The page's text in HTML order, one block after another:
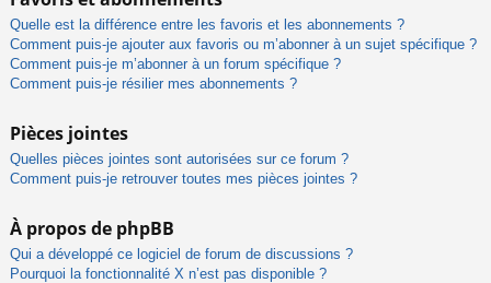
Quelle est la différence entre les favoris et les abonnements ?
Comment puis-je ajouter aux favoris ou m’abonner à un sujet spécifique ?
Comment puis-je m’abonner à un forum spécifique ?
Comment puis-je résilier mes abonnements ?
Pièces jointes
Quelles pièces jointes sont autorisées sur ce forum ?
Comment puis-je retrouver toutes mes pièces jointes ?
À propos de phpBB
Qui a développé ce logiciel de forum de discussions ?
Pourquoi la fonctionnalité X n’est pas disponible ?